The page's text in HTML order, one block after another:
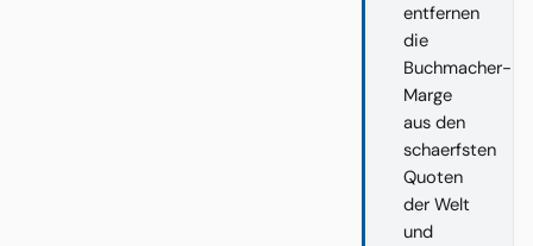
entfernen
die
Buchmacher-
Marge
aus den
schaerfsten
Quoten
der Welt
und